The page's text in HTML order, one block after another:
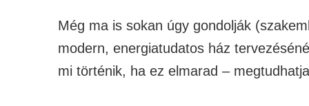
Még ma is sokan úgy gondolják
modern, energiatudatos ház
mi történik, ha ez elmarad –